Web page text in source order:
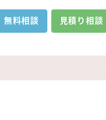
無料相談 見積り相談